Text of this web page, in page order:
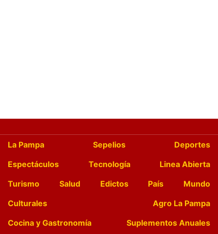
La Pampa Sepelios
Deportes
Espectáculos
Tecnología
Linea Abierta
Turismo
Salud Edictos País
Mundo
Culturales
Agro La Pampa
Cocina y Gastronomía
Suplementos Anuales